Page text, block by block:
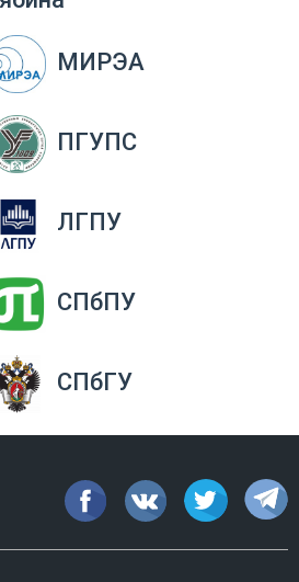
МИРЭА
ПГУПС
ЛГПУ
СПбПУ
СПбГУ